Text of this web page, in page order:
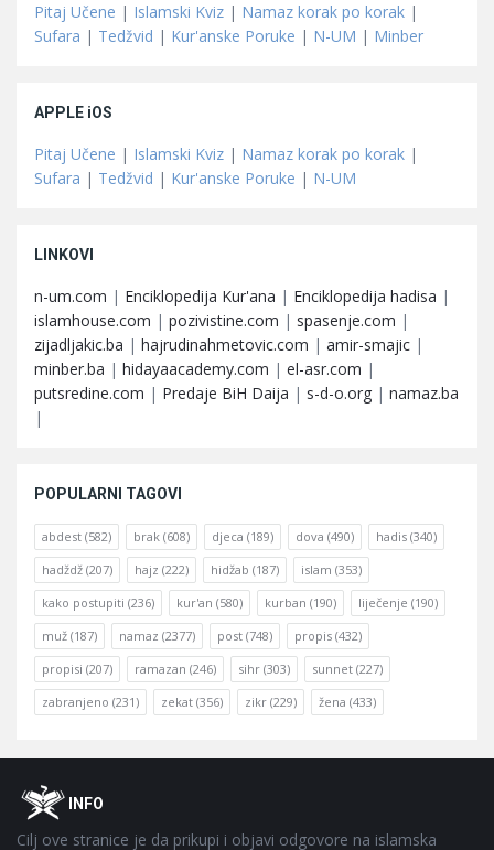
Pitaj Učene | Islamski Kviz | Namaz korak po korak |
Sufara | Tedžvid | Kur'anske Poruke | N-UM | Minber
APPLE iOS
Pitaj Učene | Islamski Kviz | Namaz korak po korak |
Sufara | Tedžvid | Kur'anske Poruke | N-UM
LINKOVI
n-um.com | Enciklopedija Kur'ana | Enciklopedija hadisa |
islamhouse.com | pozivistine.com | spasenje.com |
zijadljakic.ba | hajrudinahmetovic.com | amir-smajic |
minber.ba | hidayaacademy.com | el-asr.com |
putsredine.com | Predaje BiH Daija | s-d-o.org | namaz.ba
|
POPULARNI TAGOVI
abdest (582) brak (608) djeca (189) dova (490) hadis (340)
hadždž (207) hajz (222) hidžab (187) islam (353)
kako postupiti (236) kur'an (580) kurban (190) liječenje (190)
muž (187) namaz (2377) post (748) propis (432)
propisi (207) ramazan (246) sihr (303) sunnet (227)
zabranjeno (231) zekat (356) zikr (229) žena (433)
FooterOINFO
Cilj ove stranice je da prikupi i objavi odgovore na islamska